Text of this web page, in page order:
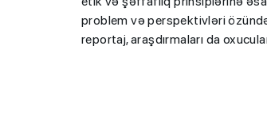
problem və perspektivləri
reportaj, araşdırmaları da